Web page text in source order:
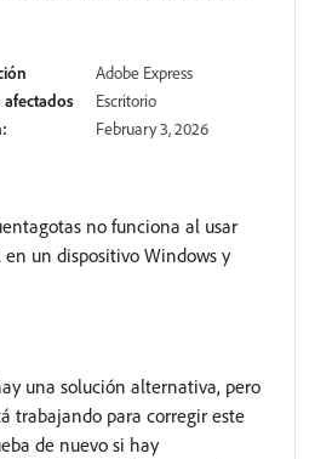
Adobe Express
Escritorio
February 3, 2026
no funciona al usar
un dispositivo Windows y
una solución alternativa, pero
trabajando para corregir este
de nuevo si hay